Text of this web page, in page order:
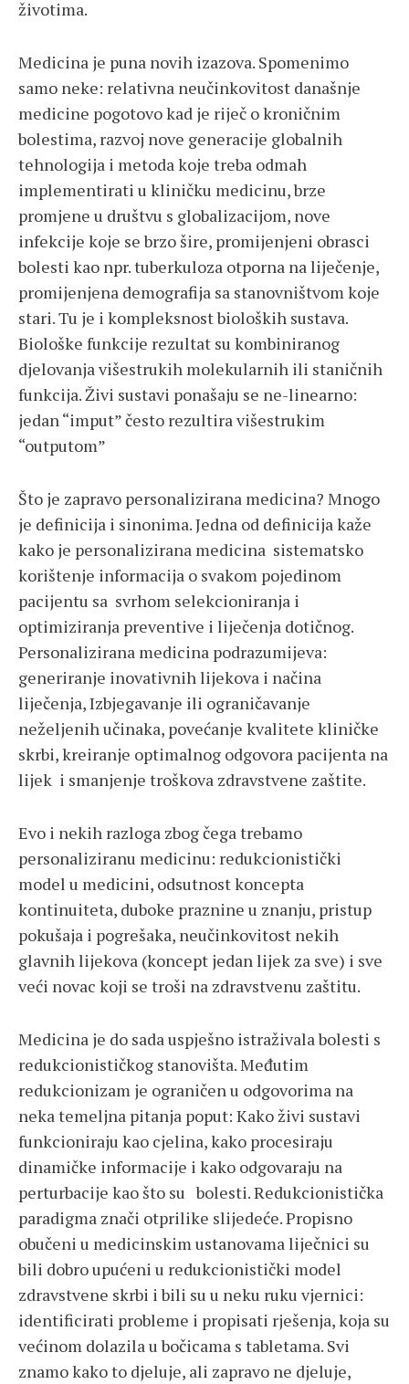
životima.
Medicina je puna novih izazova. Spomenimo
samo neke: relativna neučinkovitost današnje
medicine pogotovo kad je riječ o kroničnim
bolestima, razvoj nove generacije globalnih
tehnologija i metoda koje treba odmah
implementirati u kliničku medicinu, brze
promjene u društvu s globalizacijom, nove
infekcije koje se brzo šire, promijenjeni obrasci
bolesti kao npr. tuberkuloza otporna na liječenje,
promijenjena demografija sa stanovništvom koje
stari. Tu je i kompleksnost bioloških sustava.
Biološke funkcije rezultat su kombiniranog
djelovanja višestrukih molekularnih ili staničnih
funkcija. Živi sustavi ponašaju se ne-linearno:
jedan “imput” često rezultira višestrukim
“outputom”
Što je zapravo personalizirana medicina? Mnogo
je definicija i sinonima. Jedna od definicija kaže
kako je personalizirana medicina sistematsko
korištenje informacija o svakom pojedinom
pacijentu sa svrhom selekcioniranja i
optimiziranja preventive i liječenja dotičnog.
Personalizirana medicina podrazumijeva:
generiranje inovativnih lijekova i načina
liječenja, Izbjegavanje ili ograničavanje
neželjenih učinaka, povećanje kvalitete kliničke
skrbi, kreiranje optimalnog odgovora pacijenta na
lijek i smanjenje troškova zdravstvene zaštite.
Evo i nekih razloga zbog čega trebamo
personaliziranu medicinu: redukcionistički
model u medicini, odsutnost koncepta
kontinuiteta, duboke praznine u znanju, pristup
pokušaja i pogrešaka, neučinkovitost nekih
glavnih lijekova (koncept jedan lijek za sve) i sve
veći novac koji se troši na zdravstvenu zaštitu.
Medicina je do sada uspješno istraživala bolesti s
redukcionističkog stanovišta. Međutim
redukcionizam je ograničen u odgovorima na
neka temeljna pitanja poput: Kako živi sustavi
funkcioniraju kao cjelina, kako procesiraju
dinamičke informacije i kako odgovaraju na
perturbacije kao što su bolesti. Redukcionistička
paradigma znači otprilike slijedeće. Propisno
obučeni u medicinskim ustanovama liječnici su
bili dobro upućeni u redukcionistički model
zdravstvene skrbi i bili su u neku ruku vjernici:
identificirati probleme i propisati rješenja, koja su
većinom dolazila u bočicama s tabletama. Svi
znamo kako to djeluje, ali zapravo ne djeluje,